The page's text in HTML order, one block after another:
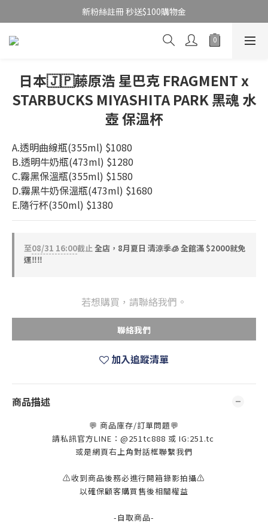
新粉絲註冊 秒送$100購物金
日本🇯🇵藤原浩 星巴克 FRAGMENT x
STARBUCKS MIYASHITA PARK 黑魂 水
壺 保溫杯
A.透明曲線瓶(355ml) $1080
B.透明牛奶瓶(473ml) $1280
C.霧黑保溫瓶(355ml) $1580
D.霧黑牛奶保溫瓶(473ml) $1680
E.隨行杯(350ml) $1380
至08/31 16:00截止全店，8月夏日 清涼季🧊 全館滿 $2000就免
運‼️‼️
若想購買，請聯絡我們。
聯絡我們
加入追蹤清單
商品描述
💬 商品庫存/訂單問題💬
請私訊官方LINE：@251tc888 或 IG:251.tc
或是網頁右上角對話框聯繫我們
⚠️收到商品後務必進行開箱錄影拍攝⚠️
以確保顧客購買售後相關權益
-自取商品-